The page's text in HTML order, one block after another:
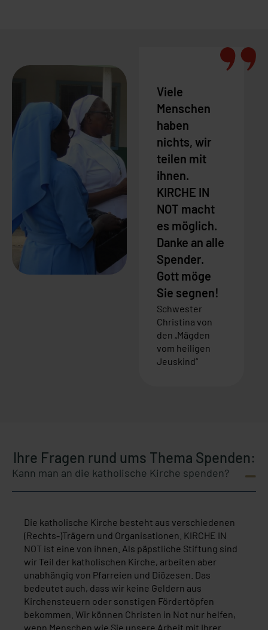
Viele
Menschen
haben
nichts, wir
teilen mit
ihnen.
KIRCHE IN
NOT macht
es möglich.
Danke an alle
Spender.
Gott möge
Sie segnen!
Schwester
Christina von
den „Mägden
vom heiligen
Jeuskind“
Ihre Fragen rund ums Thema Spenden:
Kann man an die katholische Kirche spenden?
Die katholische Kirche besteht aus verschiedenen
(Rechts-)Trägern und Organisationen. KIRCHE IN
NOT ist eine von ihnen. Als päpstliche Stiftung sind
wir Teil der katholischen Kirche, arbeiten aber
unabhängig von Pfarreien und Diözesen. Das
bedeutet auch, dass wir keine Geldern aus
Kirchensteuern oder sonstigen Fördertöpfen
bekommen. Wir können Christen in Not nur helfen,
wenn Menschen wie Sie unsere Arbeit mit Ihrer